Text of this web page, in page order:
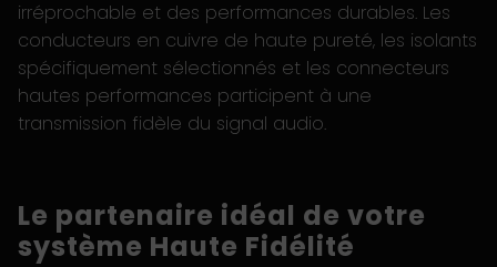
irréprochable et des performances durables. Les
conducteurs en cuivre de haute pureté, les isolants
spécifiquement sélectionnés et les connecteurs
hautes performances participent à une
transmission fidèle du signal audio.
Le partenaire idéal de votre
système Haute Fidélité